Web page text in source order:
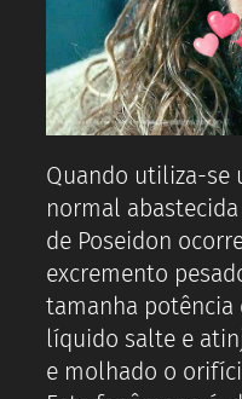
Quando utiliza-se
normal
de Poseidon
excremento
tamanha potência
líquido salte e
e molhado o